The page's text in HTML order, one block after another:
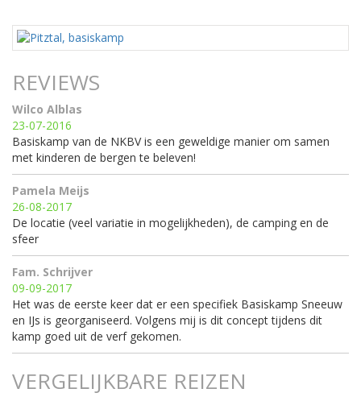
REVIEWS
Wilco Alblas
23-07-2016
Basiskamp van de NKBV is een geweldige manier om samen
met kinderen de bergen te beleven!
Pamela Meijs
26-08-2017
De locatie (veel variatie in mogelijkheden), de camping en de
sfeer
Fam. Schrijver
09-09-2017
Het was de eerste keer dat er een specifiek Basiskamp Sneeuw
en IJs is georganiseerd. Volgens mij is dit concept tijdens dit
kamp goed uit de verf gekomen.
VERGELIJKBARE REIZEN